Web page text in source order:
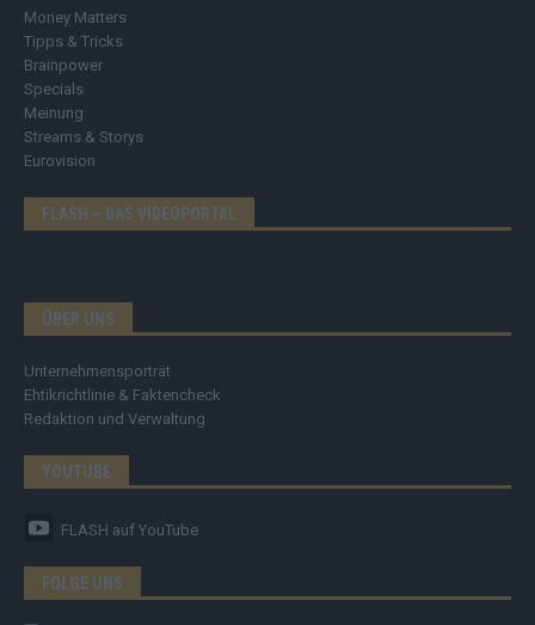
Money Matters
Tipps & Tricks
Brainpower
Specials
Meinung
Streams & Storys
Eurovision
FLASH – DAS VIDEOPORTAL
ÜBER UNS
Unternehmensporträt
Ehtikrichtlinie & Faktencheck
Redaktion und Verwaltung
YOUTUBE
FLASH auf YouTube
FOLGE UNS